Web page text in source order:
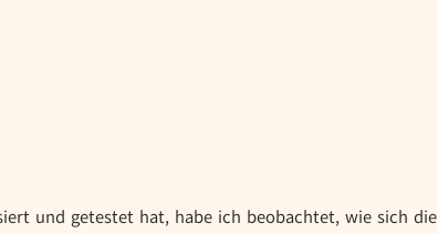
und getestet hat, habe ich beobachtet, wie sich die